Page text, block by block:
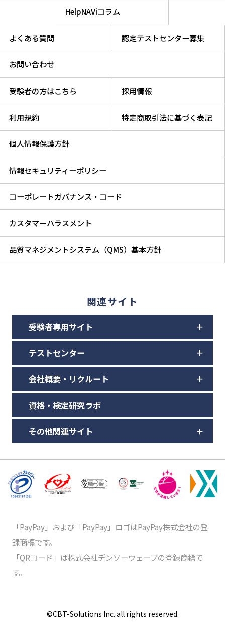
HelpNAViコラム
よくある質問 認定テストセンター募集
お問い合わせ
受験者の方はこちら 採用情報
利用規約 特定商取引法に基づく表記
個人情報保護方針
情報セキュリティーポリシー
コーポレートガバナンス・コード
カスタマーハラスメント
品質マネジメントシステム（QMS）基本方針
関連サイト
受験者専用サイト
テストセンター
会社概要・リクルート
資格・検定研究ラボ
その他関連サイト
「PayPay」および「PayPay」ロゴはPayPay株式会社の登
録商標です。
「QRコード」は株式会社デンソーウェーブの登録商標で
す。
©️CBT-Solutions Inc. all rights reserved.